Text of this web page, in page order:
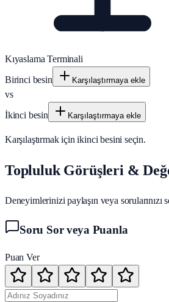
Kıyaslama Terminali
Birinci besin
Karşılaştırmaya ekle
vs
İkinci besin
Karşılaştırmaya ekle
Karşılaştırmak için ikinci besini seçin.
Topluluk Görüşleri &
Deneyimlerinizi paylaşın veya sorularınızı
Soru Sor veya Puanla
Puan Ver